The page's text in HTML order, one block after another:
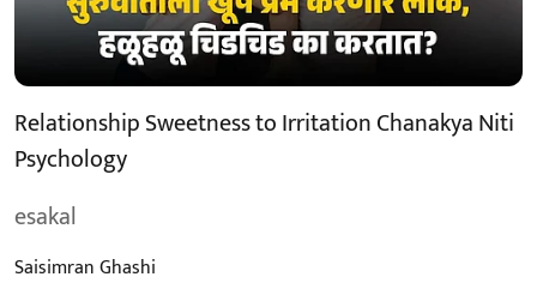
Relationship Sweetness to Irritation Chanakya Niti
Psychology
esakal
Saisimran Ghashi